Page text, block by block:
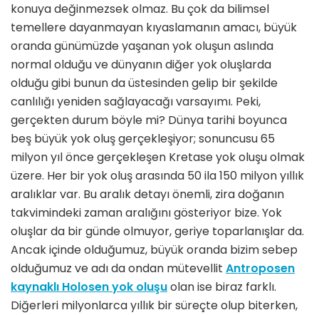
konuya değinmezsek olmaz. Bu çok da bilimsel
temellere dayanmayan kıyaslamanın amacı, büyük
oranda günümüzde yaşanan yok oluşun aslında
normal olduğu ve dünyanın diğer yok oluşlarda
olduğu gibi bunun da üstesinden gelip bir şekilde
canlılığı yeniden sağlayacağı varsayımı. Peki,
gerçekten durum böyle mi? Dünya tarihi boyunca
beş büyük yok oluş gerçekleşiyor; sonuncusu 65
milyon yıl önce gerçekleşen Kretase yok oluşu olmak
üzere. Her bir yok oluş arasında 50 ila 150 milyon yıllık
aralıklar var. Bu aralık detayı önemli, zira doğanın
takvimindeki zaman aralığını gösteriyor bize. Yok
oluşlar da bir günde olmuyor, geriye toparlanışlar da.
Ancak içinde olduğumuz, büyük oranda bizim sebep
olduğumuz ve adı da ondan mütevellit Antroposen
kaynaklı Holosen yok oluşuolan ise biraz farklı.
Diğerleri milyonlarca yıllık bir süreçte olup biterken,